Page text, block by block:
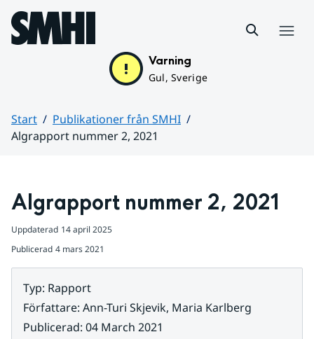
Hoppa till sidans innehåll
Varning
Gul, Sverige
Start
Publikationer från SMHI
Algrapport nummer 2, 2021
Algrapport nummer 2, 2021
Uppdaterad 14 april 2025
Publicerad 4 mars 2021
Typ: Rapport
Författare: Ann-Turi Skjevik, Maria Karlberg
Publicerad: 04 March 2021